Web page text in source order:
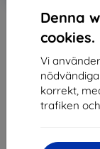
Denna
cookies.
Vi
korrekt,
trafiken
3MK
MediaPad M3 Lite,
Glass
183 kr
I lager > 5